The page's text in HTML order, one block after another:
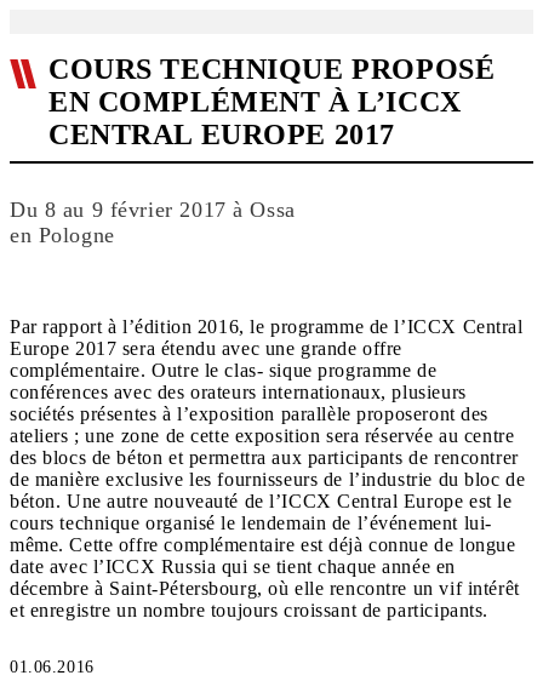
COURS TECHNIQUE PROPOSÉ
EN COMPLÉMENT À L’ICCX
CENTRAL EUROPE 2017
Du 8 au 9 février 2017 à Ossa
en Pologne
Par rapport à l’édition 2016, le programme de l’ICCX Central
Europe 2017 sera étendu avec une grande offre
complémentaire. Outre le clas- sique programme de
conférences avec des orateurs internationaux, plusieurs
sociétés présentes à l’exposition parallèle proposeront des
ateliers ; une zone de cette exposition sera réservée au centre
des blocs de béton et permettra aux participants de rencontrer
de manière exclusive les fournisseurs de l’industrie du bloc de
béton. Une autre nouveauté de l’ICCX Central Europe est le
cours technique organisé le lendemain de l’événement lui-
même. Cette offre complémentaire est déjà connue de longue
date avec l’ICCX Russia qui se tient chaque année en
décembre à Saint-Pétersbourg, où elle rencontre un vif intérêt
et enregistre un nombre toujours croissant de participants.
01.06.2016